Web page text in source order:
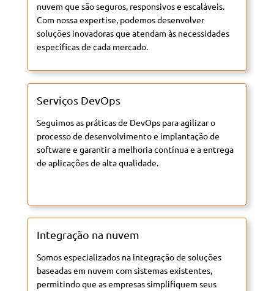
nuvem que são seguros, responsivos e escaláveis.
Com nossa expertise, podemos desenvolver
soluções inovadoras que atendam às necessidades
específicas de cada mercado.
Serviços DevOps
Seguimos as práticas de DevOps para agilizar o
processo de desenvolvimento e implantação de
software e garantir a melhoria contínua e a entrega
de aplicações de alta qualidade.
Integração na nuvem
Somos especializados na integração de soluções
baseadas em nuvem com sistemas existentes,
permitindo que as empresas simplifiquem seus